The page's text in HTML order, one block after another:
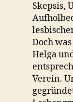
Skepsis,
Doch
Helga
Verein.